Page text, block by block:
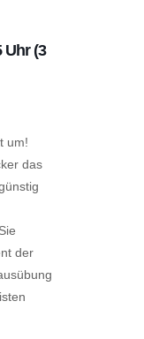
Uhr (3
um!
das
der